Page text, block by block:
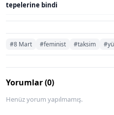
tepelerine bindi
#8 Mart #feminist #taksim
Yorumlar (0)
Henüz yorum yapılmamış.